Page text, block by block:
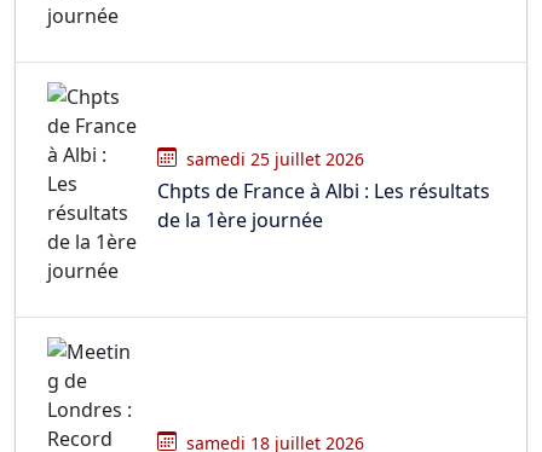
samedi 25 juillet 2026
Chpts de France à Albi : Les résultats
de la 1ère journée
samedi 18 juillet 2026